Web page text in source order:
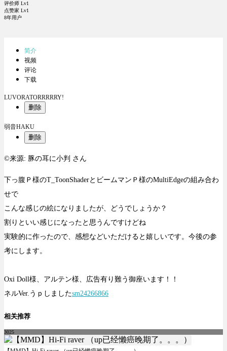
评价师 Lv1
点赞家 Lv1
8年用户
简介
视频
评论
下载
LUVORATORRRRRY!
删除
弱音HAKU
删除
©来源: 豚の耳に小判 さん
下っ腹Ｐ様のT_ToonShaderとビームマンＰ様のMultiEdgeの組み合わ
せで
こんな感じの絵になりましたが、どうでしょうか？
割りといい感じになったと思うんですけどね
実験的に作ったので、感想などいただけると嬉しいです。今後の参
考にします。
Oxi Doll様、アルテン様、広告有り難う御座います！！
ネルVer.うｐしましたsm24266866
相关推荐
3025